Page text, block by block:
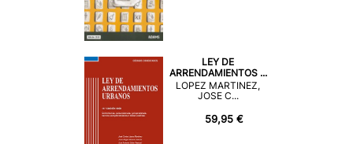
LEY DE
ARRENDAMIENTOS ...
LOPEZ MARTINEZ,
JOSE C...
59,95 €